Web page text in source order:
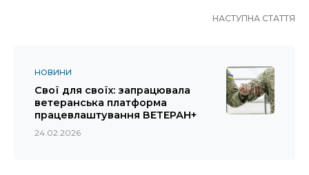
НАСТУПНА СТАТТЯ
НОВИНИ
Свої для своїх: запрацювала
ветеранська платформа
працевлаштування ВЕТЕРАН+
24.02.2026